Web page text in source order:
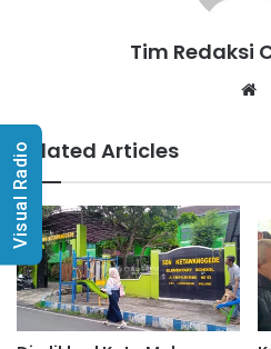
Tim Redaksi
Related Articles
Visual Radio